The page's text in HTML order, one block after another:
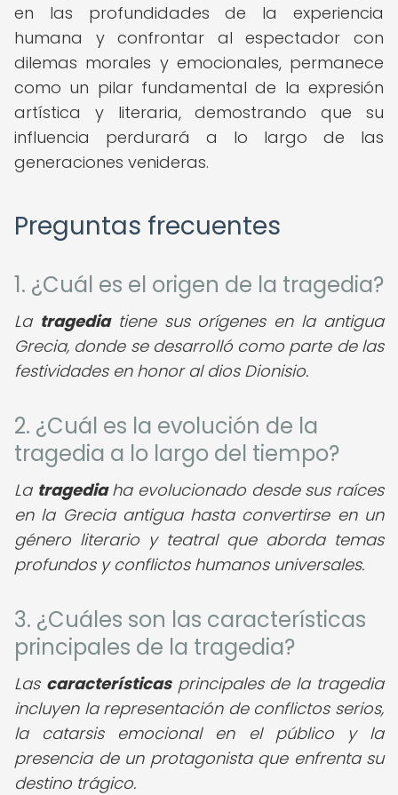
en las profundidades de la experiencia
humana y confrontar al espectador con
dilemas morales y emocionales, permanece
como un pilar fundamental de la expresión
artística y literaria, demostrando que su
influencia perdurará a lo largo de las
generaciones venideras.
Preguntas frecuentes
1. ¿Cuál es el origen de la tragedia?
La tragediatiene sus orígenes en la antigua
Grecia, donde se desarrolló como parte de las
festividades en honor al dios Dionisio.
2. ¿Cuál es la evolución de la
tragedia a lo largo del tiempo?
La tragediaha evolucionado desde sus raíces
en la Grecia antigua hasta convertirse en un
género literario y teatral que aborda temas
profundos y conflictos humanos universales.
3. ¿Cuáles son las características
principales de la tragedia?
Las característicasprincipales de la tragedia
incluyen la representación de conflictos serios,
la catarsis emocional en el público y la
presencia de un protagonista que enfrenta su
destino trágico.